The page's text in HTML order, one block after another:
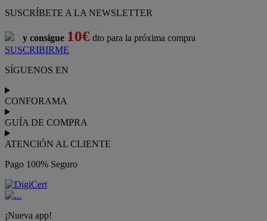
SUSCRÍBETE A LA NEWSLETTER
y consigue 10€ dto para la próxima compra
SUSCRIBIRME
SÍGUENOS EN
CONFORAMA
GUÍA DE COMPRA
ATENCIÓN AL CLIENTE
Pago 100% Seguro
¡Nueva app!